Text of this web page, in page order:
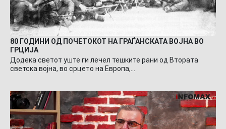
80 ГОДИНИ ОД ПОЧЕТОКОТ НА ГРАЃАНСКАТА ВОЈНА ВО
ГРЦИЈА
Додека светот уште ги лечел тешките рани од Втората
светска војна, во срцето на Европа,…